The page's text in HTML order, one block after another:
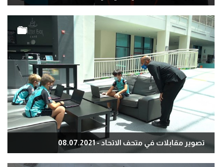
تصوير مقابلات في متحف الاتحاد - 08.07.2021